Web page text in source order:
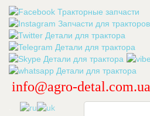
info@agro-detal.com.ua